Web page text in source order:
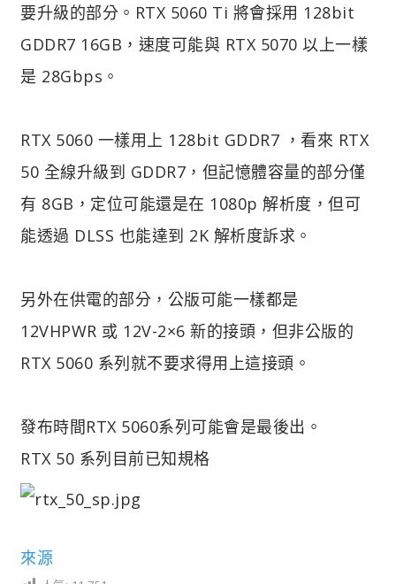
要升級的部分。RTX 5060 Ti 將會採用 128bit
GDDR7 16GB，速度可能與 RTX 5070 以上一樣
是 28Gbps。
RTX 5060 一樣用上 128bit GDDR7 ，看來 RTX
50 全線升級到 GDDR7，但記憶體容量的部分僅
有 8GB，定位可能還是在 1080p 解析度，但可
能透過 DLSS 也能達到 2K 解析度訴求。
另外在供電的部分，公版可能一樣都是
12VHPWR 或 12V-2×6 新的接頭，但非公版的
RTX 5060 系列就不要求得用上這接頭。
發布時間RTX 5060系列可能會是最後出。
RTX 50 系列目前已知規格
來源